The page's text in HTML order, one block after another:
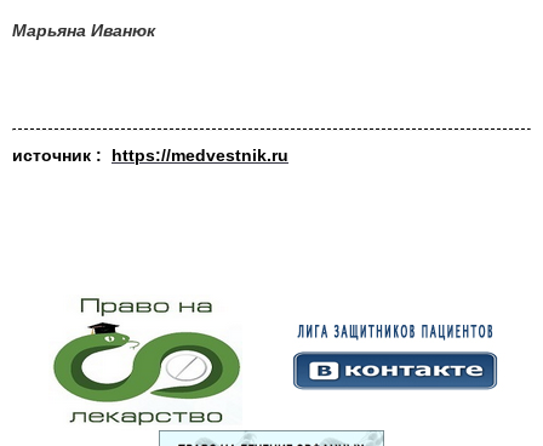
Марьяна Иванюк
источник : https://medvestnik.ru